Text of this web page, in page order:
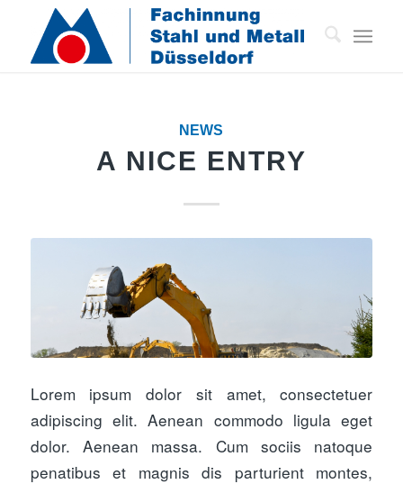
NEWS
A NICE ENTRY
Lorem ipsum dolor sit amet, consectetuer
adipiscing elit. Aenean commodo ligula eget
dolor. Aenean massa. Cum sociis natoque
penatibus et magnis dis parturient montes,